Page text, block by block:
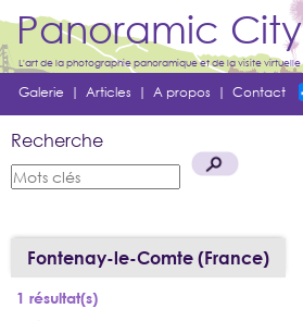
Panoramic City
L'art de la photographie panoramique et de la visite virtuelle
Galerie | Articles | A propos | Contact
Recherche
Fontenay-le-Comte (France)
1 résultat(s)